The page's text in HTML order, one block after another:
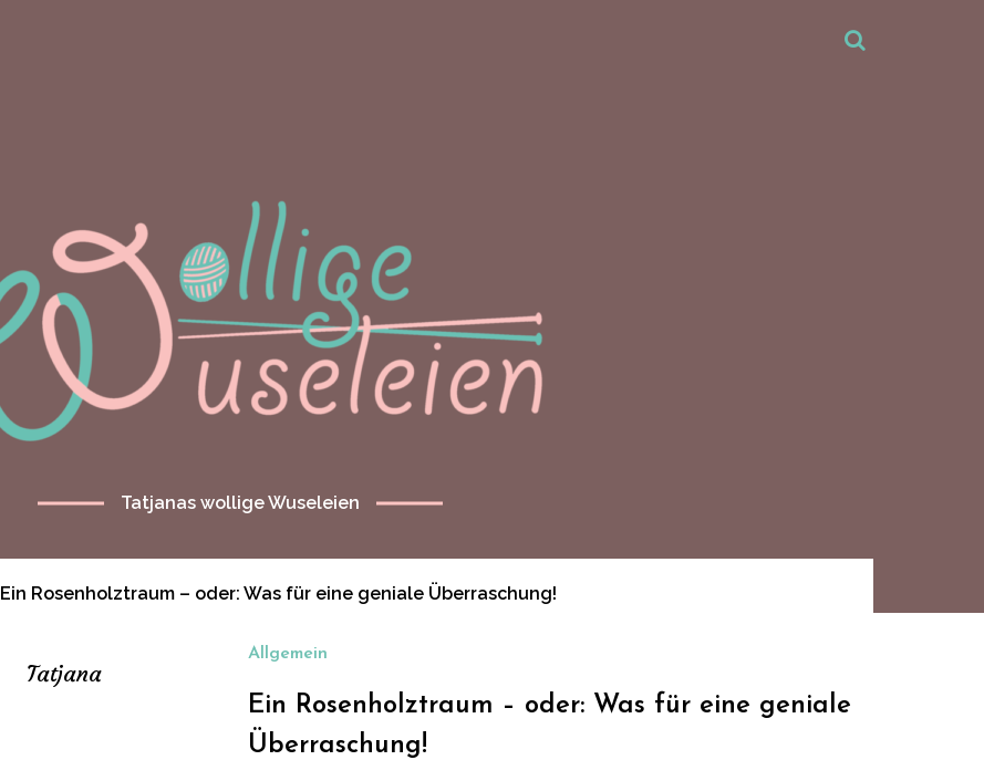
Tatjanas wollige Wuseleien
Ein Rosenholztraum – oder: Was für eine geniale Überraschung!
Tatjana
Allgemein
Ein Rosenholztraum – oder: Was für eine geniale
Überraschung!